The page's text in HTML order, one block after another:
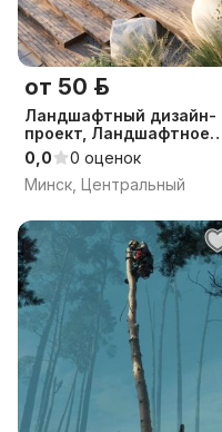
от 50 р.
Ландшафтный дизайн-
проект, Ландшафтное
проектирование, дизайн
по РБ
0,0
0 оценок
Минск, Центральный